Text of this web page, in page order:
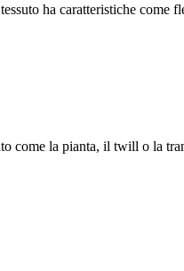
ha caratteristiche come
come la pianta, il twill o la